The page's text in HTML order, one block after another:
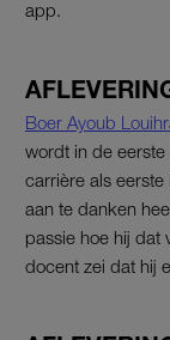
app.
Boer Ayoub
wordt in de eerste
carrière als
aan te danken
passie hoe hij dat
docent zei dat hij